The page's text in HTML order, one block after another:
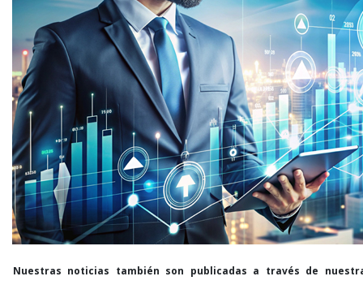
Nuestras noticias también son publicadas a través de